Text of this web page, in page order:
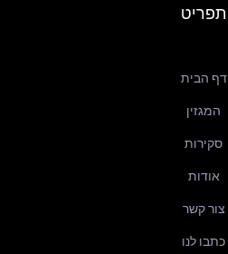
תפריט
דף הבית
המגזין
סקירות
אודות
צור קשר
כתבו לנו